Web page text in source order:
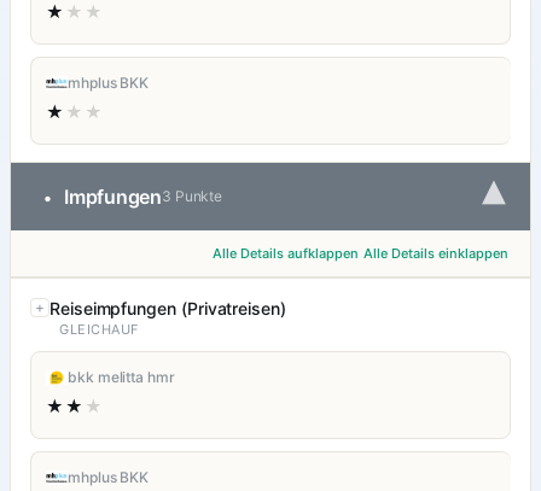
★ ★★
mhplus BKK
★ ★★
• Impfungen3 Punkte ▾
Alle Details aufklappen Alle Details einklappen
Reiseimpfungen (Privatreisen)
GLEICHAUF
bkk melitta hmr
★★ ★
mhplus BKK